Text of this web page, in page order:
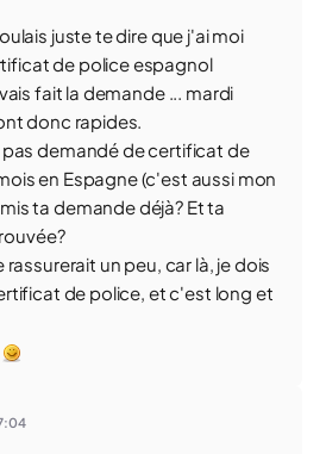
juste te dire que j'ai moi
de police espagnol
fait la demande ... mardi
donc rapides.
pas demandé de certificat de
en Espagne (c'est aussi mon
ta demande déjà? Et ta
rassurerait un peu, car là, je dois
de police, et c'est long et